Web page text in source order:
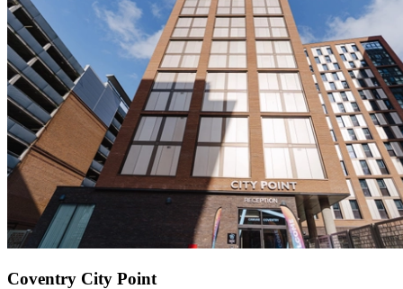
Coventry City Point